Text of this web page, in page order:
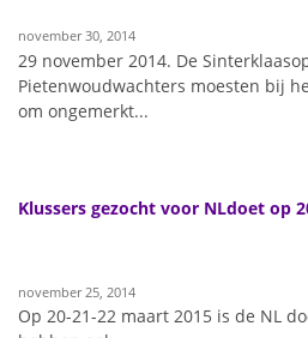
november 30, 2014
29 november 2014. De
Pietenwoudwachters moesten bij
om ongemerkt...
Klussers gezocht voor NLdoet op
november 25, 2014
Op 20-21-22 maart 2015 is de NL